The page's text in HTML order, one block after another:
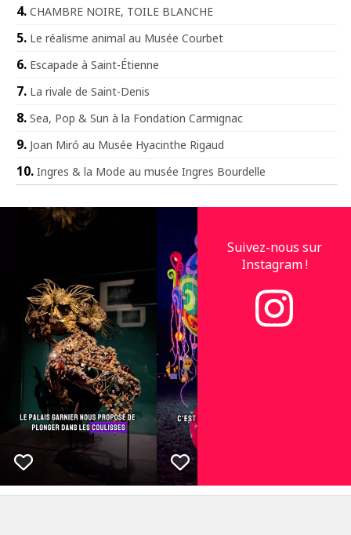
CHAMBRE NOIRE, TOILE BLANCHE
Le réalisme animal au Musée Courbet
Escapade à Saint-Étienne
La rivale de Saint-Denis
Sea, Pop & Sun à la Fondation Carmignac
Joan Miró au Musée Hyacinthe Rigaud
Ingres & la Mode au musée Ingres Bourdelle
Suivez-nous sur
Instagram !